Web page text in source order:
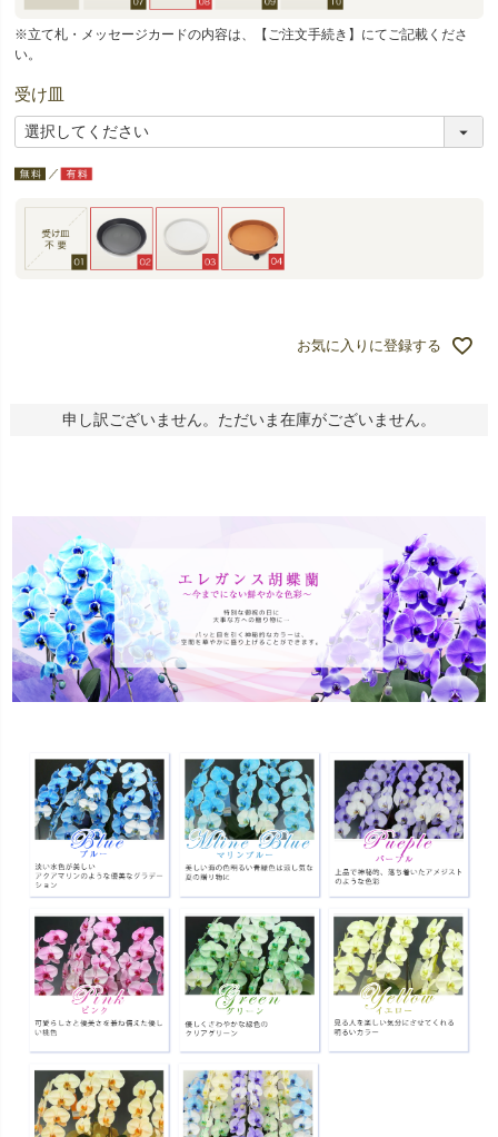
※立て札・メッセージカードの内容は、【ご注文手続き】にてご記載くださ
い。
受け皿
お気に入りに登録する
申し訳ございません。ただいま在庫がございません。